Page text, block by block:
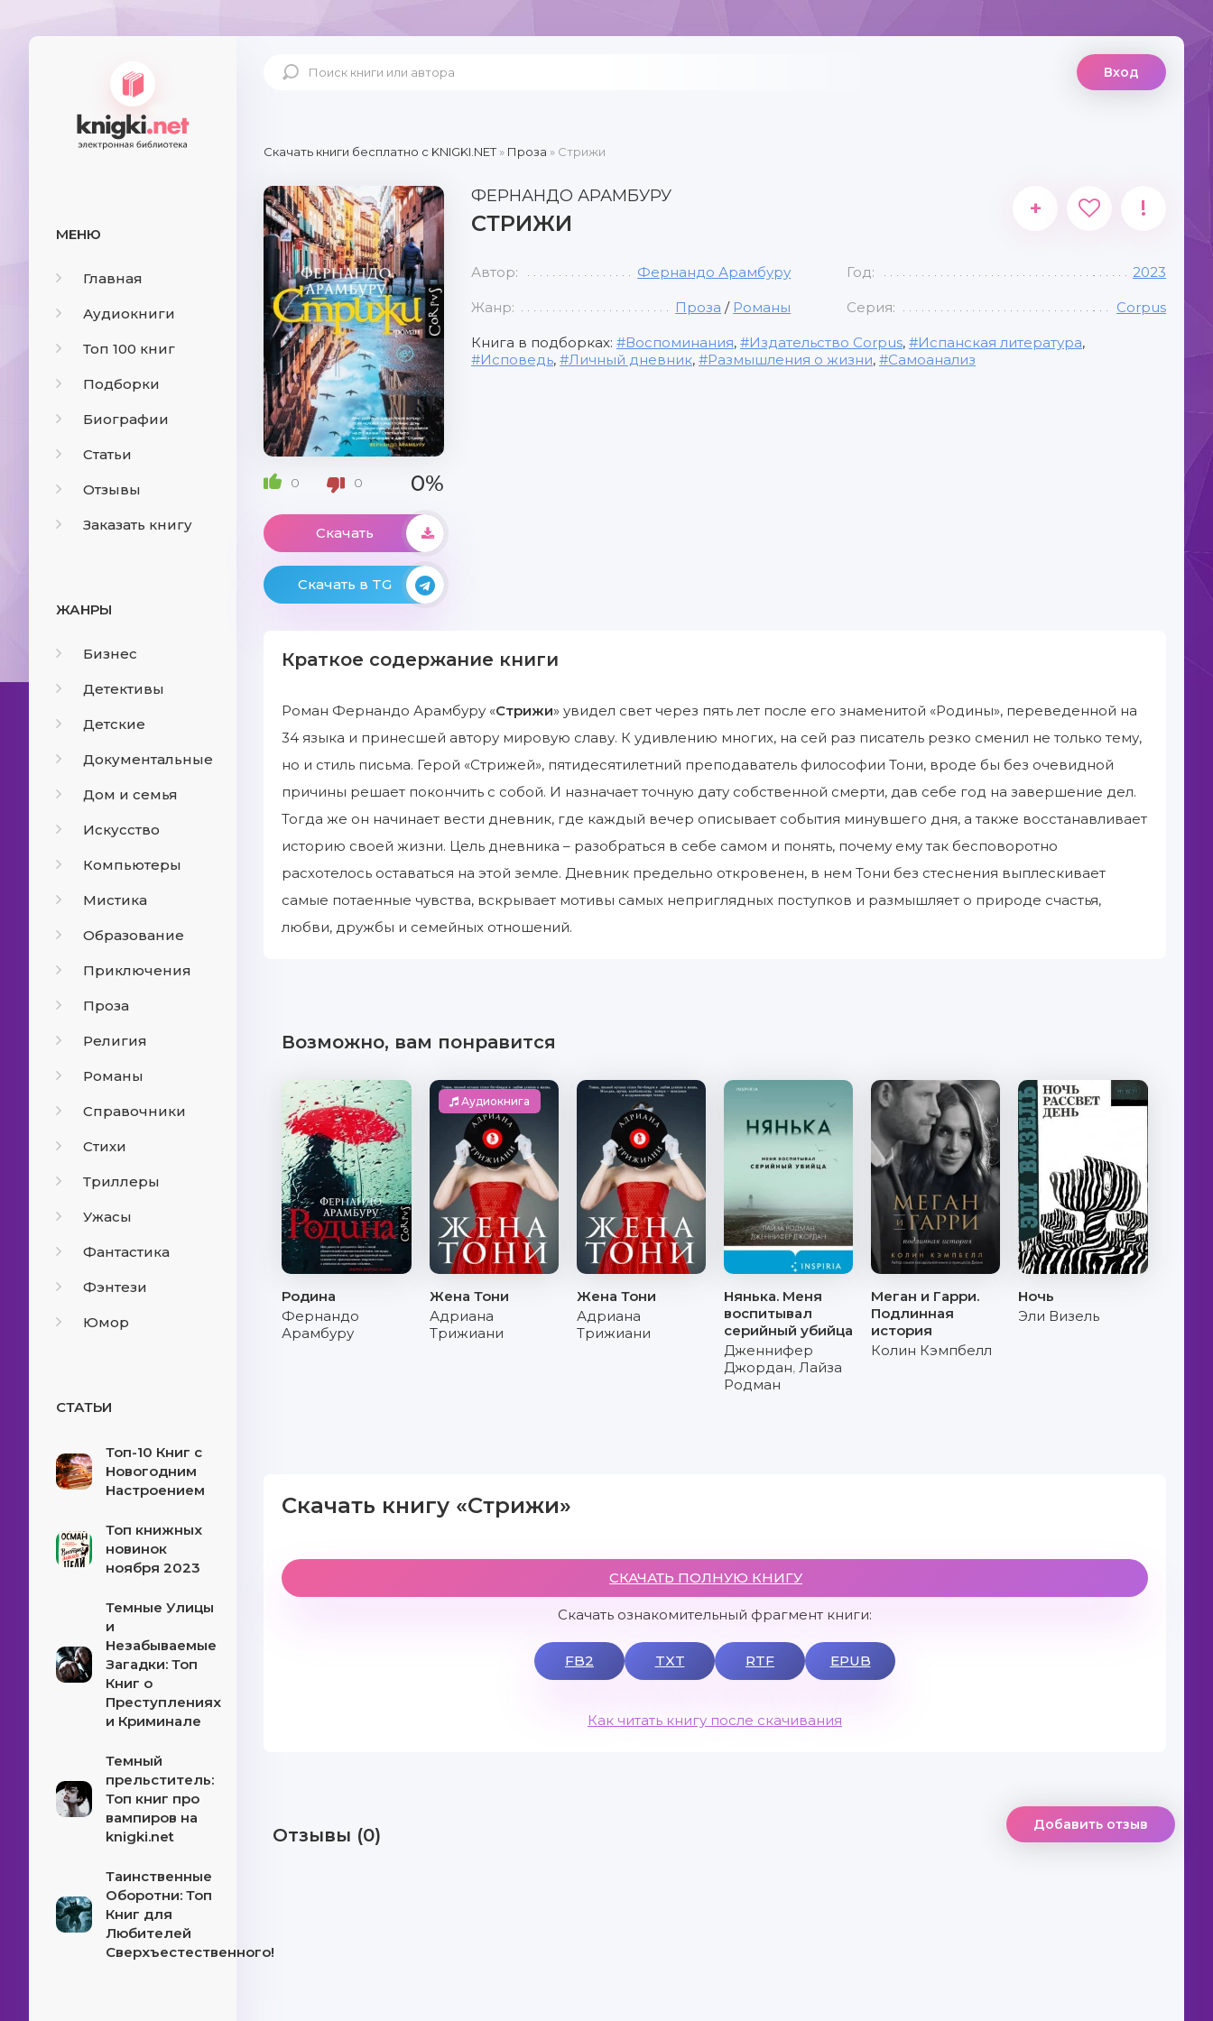
МЕНЮ
Главная
Аудиокниги
Топ 100 книг
Подборки
Биографии
Статьи
Отзывы
Заказать книгу
ЖАНРЫ
Бизнес
Детективы
Детские
Документальные
Дом и семья
Искусство
Компьютеры
Мистика
Образование
Приключения
Проза
Религия
Романы
Справочники
Стихи
Триллеры
Ужасы
Фантастика
Фэнтези
Юмор
СТАТЬИ
Топ-10 Книг с
Новогодним
Настроением
Топ книжных
новинок
ноября 2023
Темные Улицы
и
Незабываемые
Загадки: Топ
Книг о
Преступлениях
и Криминале
Темный
прельститель:
Топ книг про
вампиров на
knigki.net
Таинственные
Оборотни: Топ
Книг для
Любителей
Сверхъестественного!
Вход
Скачать книги бесплатно c KNIGKI.NET» Проза » Стрижи
0 0 0%
Скачать
Скачать в TG
ФЕРНАНДО АРАМБУРУ
СТРИЖИ
+ !
Автор: Фернандо Арамбуру Год: 2023
Жанр: Проза / Романы Серия: Corpus
Книга в подборках: Воспоминания, Издательство Corpus, Испанская литература,
Исповедь, Личный дневник, Размышления о жизни, Самоанализ
Краткое содержание книги
Роман Фернандо Арамбуру «Стрижи» увидел свет через пять лет после его знаменитой «Родины», переведенной на
34 языка и принесшей автору мировую славу. К удивлению многих, на сей раз писатель резко сменил не только тему,
но и стиль письма. Герой «Стрижей», пятидесятилетний преподаватель философии Тони, вроде бы без очевидной
причины решает покончить с собой. И назначает точную дату собственной смерти, дав себе год на завершение дел.
Тогда же он начинает вести дневник, где каждый вечер описывает события минувшего дня, а также восстанавливает
историю своей жизни. Цель дневника – разобраться в себе самом и понять, почему ему так бесповоротно
расхотелось оставаться на этой земле. Дневник предельно откровенен, в нем Тони без стеснения выплескивает
самые потаенные чувства, вскрывает мотивы самых неприглядных поступков и размышляет о природе счастья,
любви, дружбы и семейных отношений.
Возможно, вам понравится
Родина
Фернандо
Арамбуру
Аудиокнига
Жена Тони
Адриана
Трижиани
Жена Тони
Адриана
Трижиани
Нянька. Меня
воспитывал
серийный убийца
Дженнифер
Джордан, Лайза
Родман
Меган и Гарри.
Подлинная
история
Колин Кэмпбелл
Ночь
Эли Визель
Скачать книгу «Стрижи»
СКАЧАТЬ ПОЛНУЮ КНИГУ
Скачать ознакомительный фрагмент книги:
FB2 TXT RTF EPUB
Как читать книгу после скачивания
Отзывы (0) Добавить отзыв